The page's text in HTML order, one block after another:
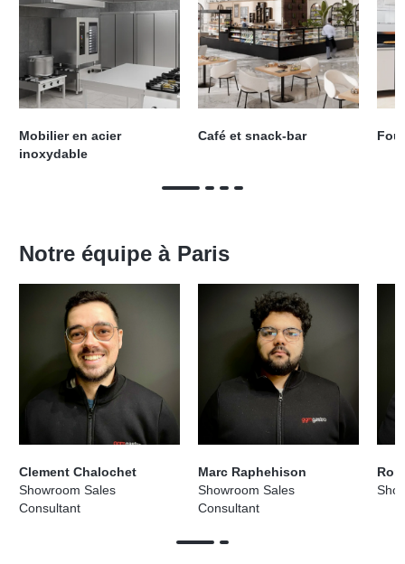
Mobilier en acier
inoxydable
Café et snack-bar
Notre équipe à Paris
Clement Chalochet
Showroom Sales
Consultant
Marc Raphehison
Showroom Sales
Consultant